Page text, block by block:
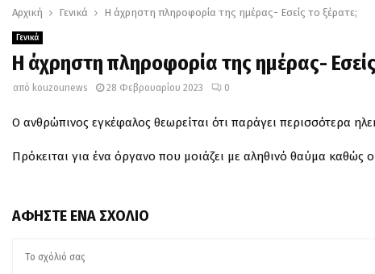
Αρχική Γενικά Η άχρηστη πληροφορία της ημέρας- Εσείς το ξέρατε;
Γενικά
Η άχρηστη πληροφορία της ημέρας-
από kouzounews 28 Φεβρουαρίου 2023 0
Ο ανθρώπινος εγκέφαλος θεωρείται ότι παράγει περισσότερα
Πρόκειται για ένα όργανο που μοιάζει με αληθινό θαύμα καθώς
ΑΦΉΣΤΕ ΈΝΑ ΣΧΌΛΙΟ